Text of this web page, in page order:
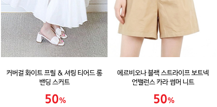
커버걸 화이트 프릴 & 셔링 티어드 롱
밴딩 스커트
에르비오나 블랙 스트라이프 보트넥
언밸런스 카라 썸머 니트